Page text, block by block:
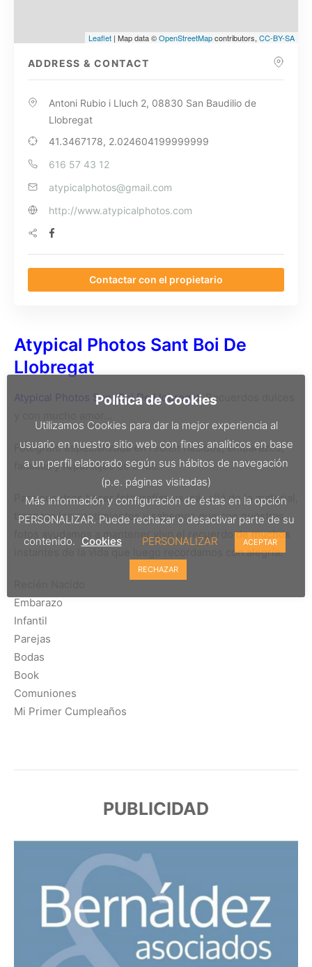
Leaflet | Map data ©OpenStreetMapcontributors, CC-BY-SA
ADDRESS & CONTACT
Antoni Rubio i Lluch 2, 08830 San Baudilio de
Llobregat
41.3467178, 2.024604199999999
616 57 43 12
atypicalphotos@gmail.com
http://www.atypicalphotos.com
Contactar con el propietario
Atypical Photos Sant Boi De
Llobregat
Atypical Photos Sant Boi De Llobregat. Recuerdos dulces
Fotógrafo especializada en recién nacidos, embarazos,
familias y reportajes de boda.
Para nosotros hacer fotografías va más allá de lo material,
traspasa los sentimientos y sabemos que con nuestras
fotos ayudamos a mantener vivo el recuerdo de muchos
instantes de la vida que luego recordamos con alegría.
Embarazo
Infantil
Parejas
Bodas
Book
Comuniones
Mi Primer Cumpleaños
PUBLICIDAD
Política de Cookies
Utilizamos Cookies para dar la mejor experiencia al
usuario en nuestro sitio web con fines analíticos en base
a un perfil elaborado según sus hábitos de navegación
(p.e. páginas visitadas)
Más información y configuración de éstas en la opción
PERSONALIZAR. Puede rechazar o desactivar parte de su
contenido. Cookies PERSONALIZAR ACEPTAR
RECHAZAR